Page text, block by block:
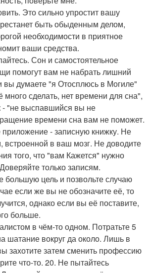
Это сильно упростит вашу
быть обыденным делом,
необходимости в приятное
ваши средства.
Сон и самостоятельное
помогут вам не набрать лишний
вы думаете "я Отосплюсь в Могиле"
сделать, нет времени для сна",
- "не выспавшийся вы не
времени сна вам не поможет.
приложение - записную книжку. Не
встроенной в ваш мозг. Не доводите
того, что "вам Кажется" нужно
только записям.
большую цель и позвольте случаю
если же вы не обозначите её, то
однако если вы её поставите,
больше.
в чём-то одном. Потратьте 5
шатание вокруг да около. Лишь в
захотите затем сменить профессию
что-то. 20. Не пытайтесь